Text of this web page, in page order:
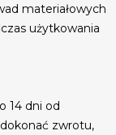
materiałowych
użytkowania
14 dni od
zwrotu,